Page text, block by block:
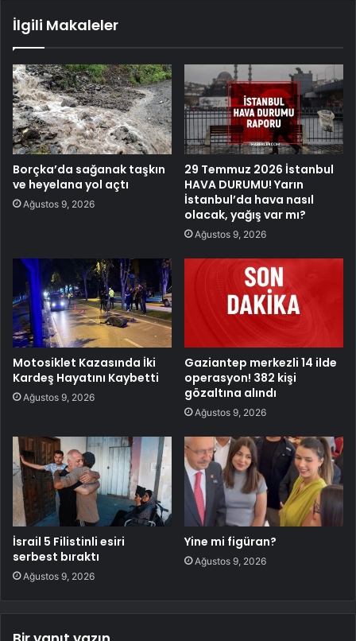
İlgili Makaleler
Borçka’da sağanak taşkın
ve heyelana yol açtı
Ağustos 9, 2026
29 Temmuz 2026 İstanbul
HAVA DURUMU! Yarın
İstanbul’da hava nasıl
olacak, yağış var mı?
Ağustos 9, 2026
Motosiklet Kazasında İki
Kardeş Hayatını Kaybetti
Ağustos 9, 2026
Gaziantep merkezli 14 ilde
operasyon! 382 kişi
gözaltına alındı
Ağustos 9, 2026
İsrail 5 Filistinli esiri
serbest bıraktı
Ağustos 9, 2026
Yine mi figüran?
Ağustos 9, 2026